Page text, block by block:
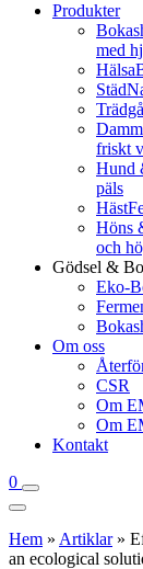
Produkter
med
Hälsa
Städ
friskt
Hund
päls
Häst
Höns
och
Gödsel &
Eko-
Om oss
CSR
Om
Om
Kontakt
0
Hem » Artiklar»
an ecological